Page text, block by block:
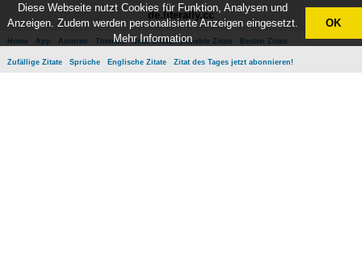
de.literally.cc
Home App Autoren Themen Neue Zitate Beliebte Zitate Besten Zitate
Zufällige Zitate Sprüche Englische Zitate Zitat des Tages jetzt abonnieren!
Diese Webseite nutzt Cookies für Funktion, Analysen und
Anzeigen. Zudem werden personalisierte Anzeigen eingesetzt.
Mehr Information
OK